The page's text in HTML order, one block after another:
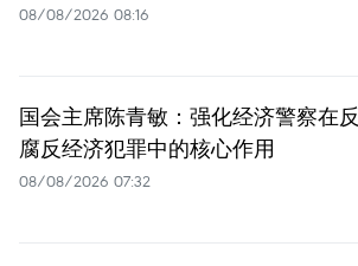
08/08/2026 08:16
国会主席陈青敏：强化经济警察在反
腐反经济犯罪中的核心作用
08/08/2026 07:32